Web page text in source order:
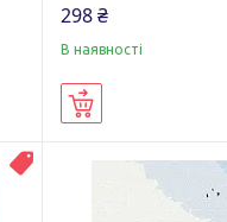
298 ₴
В наявності
Распродажа